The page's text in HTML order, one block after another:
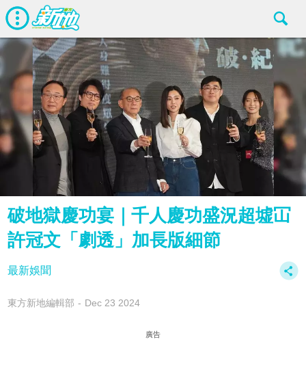
破地獄慶功宴｜千人慶功盛況超墟冚
許冠文「劇透」加長版細節
最新娛聞
東方新地編輯部 Dec 23 2024
廣告